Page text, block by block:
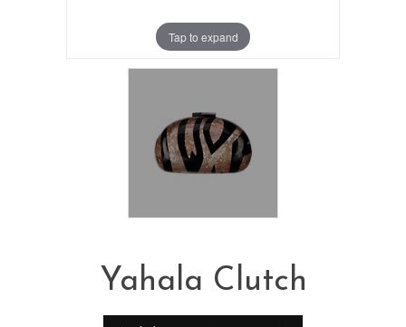
Tap to expand
Yahala Clutch